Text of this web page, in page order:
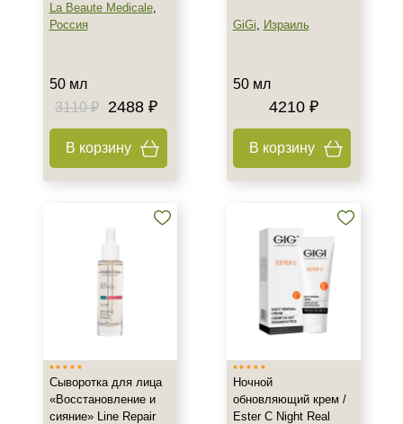
Восстановление
Обновление
Показать еще
Назначение против
Обновление клеток
Показать еще
Область применения
La Beaute Medicale,
Россия
50 мл
3110 ₽
2488 ₽
В корзину
GiGi, Израиль
50 мл
4210 ₽
В корзину
Сыворотка для лица
«Восстановление и
сияние» Line Repair
Ночной
обновляющий крем /
Ester C Night Real